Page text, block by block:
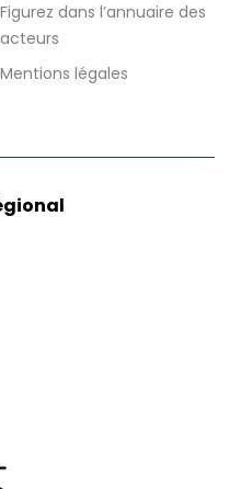
Figurez dans l’annuaire des
acteurs
Mentions légales